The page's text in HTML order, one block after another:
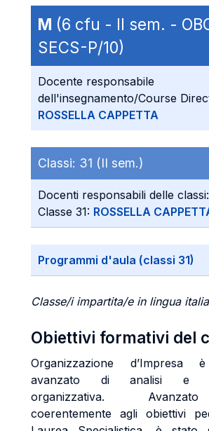
M (6 cfu - II sem. -
SECS-P/10)
Docente responsabile
dell'insegnamento/Course
ROSSELLA CAPPETTA
Classi: 31 (II sem.)
Docenti responsabili delle classi:
Classe 31: ROSSELLA
Programmi d'aula (classi 31)
Classe/i impartita/e in lingua
Obiettivi formativi del
Organizzazione
avanzato di analisi e
organizzativa.
coerentemente agli obiettivi